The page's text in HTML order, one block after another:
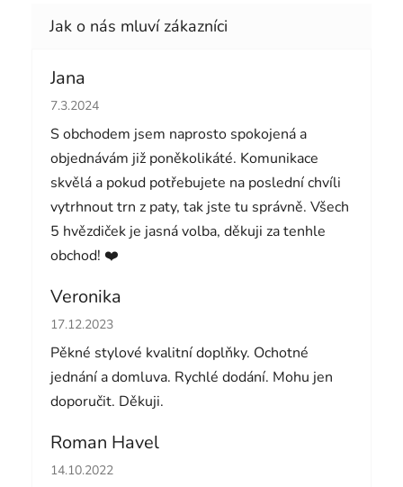
Jana
Hodnocení obchodu je 5 z 5 hvězdiček.
7.3.2024
S obchodem jsem naprosto spokojená a
objednávám již poněkolikáté. Komunikace
skvělá a pokud potřebujete na poslední chvíli
vytrhnout trn z paty, tak jste tu správně. Všech
5 hvězdiček je jasná volba, děkuji za tenhle
obchod! ❤️
Veronika
Hodnocení obchodu je 5 z 5 hvězdiček.
17.12.2023
Pěkné stylové kvalitní doplňky. Ochotné
jednání a domluva. Rychlé dodání. Mohu jen
doporučit. Děkuji.
Roman Havel
Hodnocení obchodu je 5 z 5 hvězdiček.
14.10.2022